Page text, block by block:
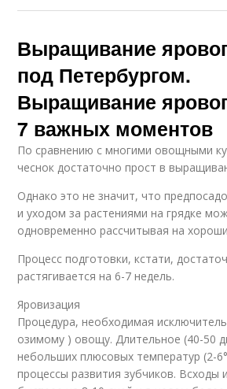
Выращивание
под Петербургом.
Выращивание
7 важных моментов
По сравнению с многими овощными
чеснок достаточно прост в
Однако это не значит, что
и уходом за растениями на грядке
одновременно рассчитывая на
Процесс подготовки, кстати,
растягивается на 6-7 недель.
Яровизация
Процедура, необходимая
озимому ) овощу. Длительное (40-50
небольших плюсовых температур (2-
процессы развития зубчиков. Всходы